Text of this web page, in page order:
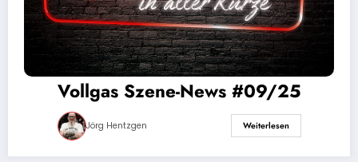
Vollgas Szene-News #09/25
Jörg Hentzgen Weiterlesen